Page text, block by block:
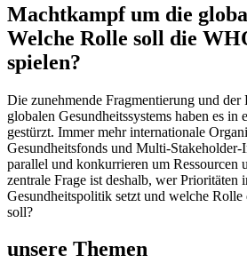
Machtkampf um die
Welche Rolle soll die
spielen?
Die zunehmende Fragmentierung und der
globalen Gesundheitssystems haben es in
gestürzt. Immer mehr internationale
Gesundheitsfonds und Multi-
parallel und konkurrieren um Ressourcen
zentrale Frage ist deshalb, wer Prioritäten
Gesundheitspolitik setzt und welche
soll?
unsere Themen